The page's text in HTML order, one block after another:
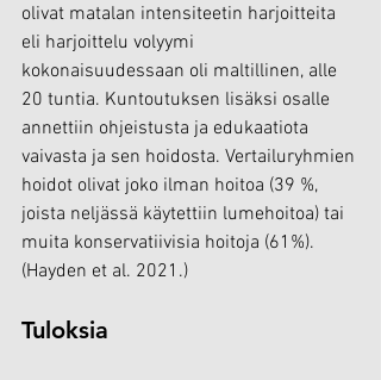
olivat matalan intensiteetin harjoitteita
eli harjoittelu volyymi
kokonaisuudessaan oli maltillinen, alle
20 tuntia. Kuntoutuksen lisäksi osalle
annettiin ohjeistusta ja edukaatiota
vaivasta ja sen hoidosta. Vertailuryhmien
hoidot olivat joko ilman hoitoa (39 %,
joista neljässä käytettiin lumehoitoa) tai
muita konservatiivisia hoitoja (61%).
(Hayden et al. 2021.)
Tuloksia